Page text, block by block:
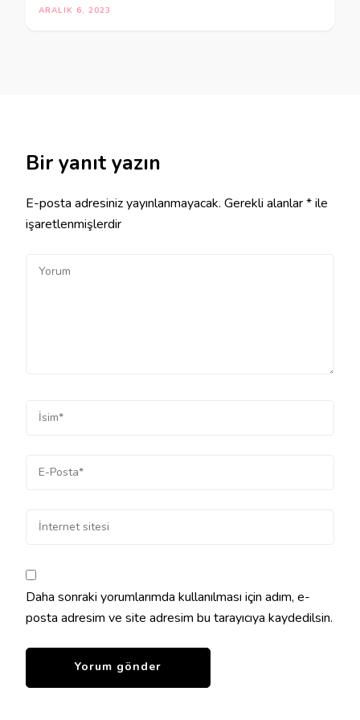
ARALIK 6, 2023
Bir yanıt yazın
E-posta adresiniz yayınlanmayacak. Gerekli alanlar*ile
işaretlenmişlerdir
Daha sonraki yorumlarımda kullanılması için adım, e-
posta adresim ve site adresim bu tarayıcıya kaydedilsin.